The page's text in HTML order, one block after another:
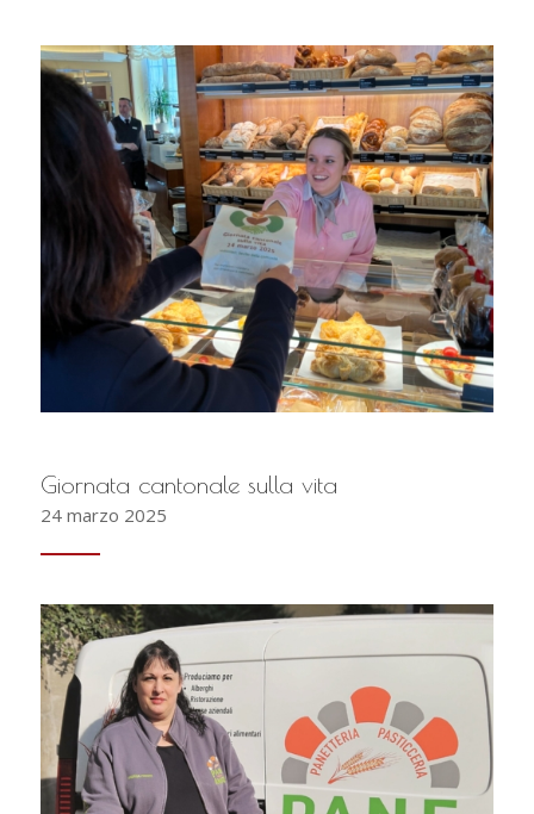
Giornata cantonale sulla vita
24 marzo 2025